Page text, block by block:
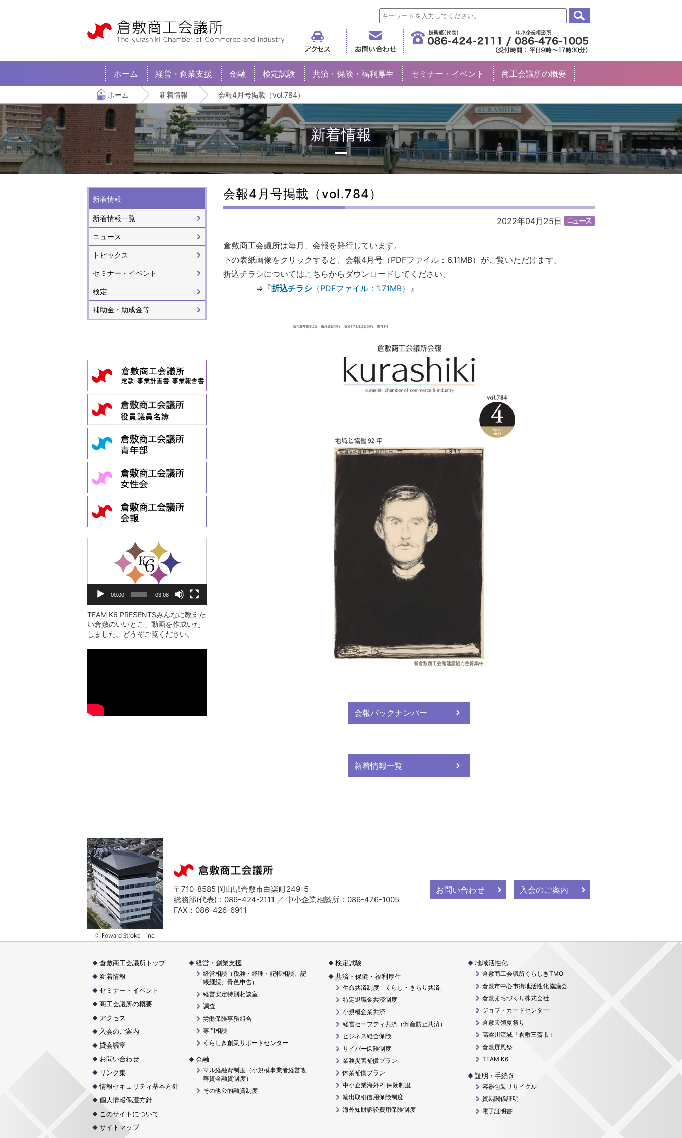
ホーム 経営・創業支援 金融 検定試験 共済・保険・福利厚生 セミナー・イベント 商工会議所の概要
ホーム 新着情報 会報4月号掲載（vol.784）
新着情報
会報4月号掲載（vol.784）
2022年04月25日
倉敷商工会議所は毎月、会報を発行しています。
下の表紙画像をクリックすると、会報4月号（PDFファイル：6.11MB）がご覧いただけます。
折込チラシについてはこちらからダウンロードしてください。
⇒『折込チラシ （PDFファイル：1.71MB） 』
会報バックナンバー
新着情報一覧
新着情報
新着情報一覧
ニュース
トピックス
セミナー・イベント
検定
補助金・助成金等
レ
ヤ
ー
00:00 03:08
TEAM K6 PRESENTSみんなに教えた
い倉敷のいいとこ」動画を作成いた
しました。どうぞご覧ください。
〒710-8585 岡山県倉敷市白楽町249-5
総務部(代表)：086-424-2111 ／ 中小企業相談所：086-476-1005
FAX：086-426-6911
お問い合わせ 入会のご案内
倉敷商工会議所トップ
新着情報
セミナー・イベント
商工会議所の概要
アクセス
入会のご案内
貸会議室
お問い合わせ
リンク集
情報セキュリティ基本方針
個人情報保護方針
このサイトについて
サイトマップ
経営・創業支援
経営相談（税務・経理・記帳相談、記
帳継続、青色申告）
経営安定特別相談室
調査
労働保険事務組合
専門相談
くらしき創業サポートセンター
金融
マル経融資制度（小規模事業者経営改
善資金融資制度）
その他公的融資制度
検定試験
共済・保健・福利厚生
生命共済制度「くらし・きらり共済」
特定退職金共済制度
小規模企業共済
経営セーフティ共済（倒産防止共済）
ビジネス総合保険
サイバー保険制度
業務災害補償プラン
休業補償プラン
中小企業海外PL保険制度
輸出取引信用保険制度
海外知財訴訟費用保険制度
地域活性化
倉敷商工会議所くらしきTMO
倉敷市中心市街地活性化協議会
倉敷まちづくり株式会社
ジョブ・カードセンター
倉敷天領夏祭り
高梁川流域「倉敷三斎市｣
倉敷屏風祭
TEAM K6
証明・手続き
容器包装リサイクル
貿易関係証明
電子証明書